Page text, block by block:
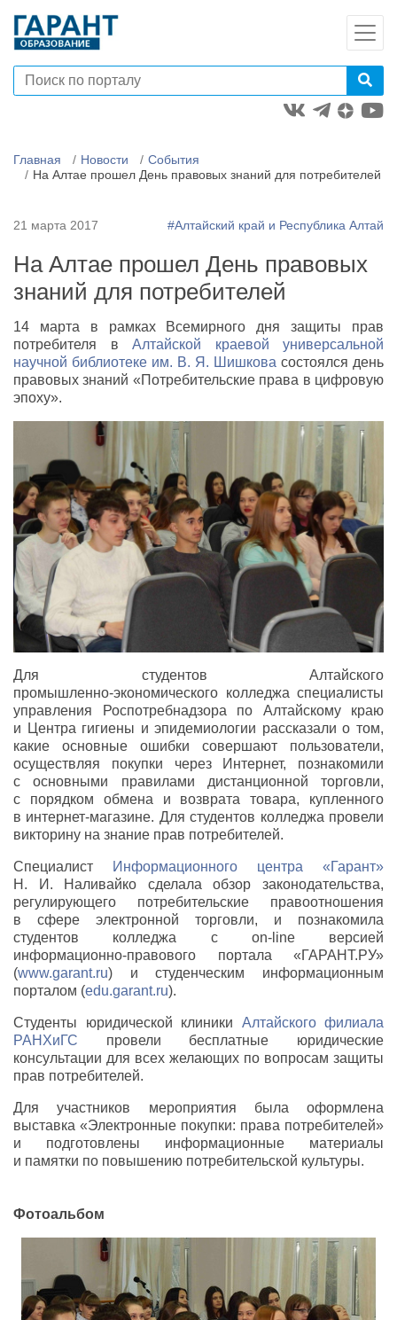
Главная Новости
События
На Алтае прошел День правовых знаний для потребителей
21 марта 2017 #Алтайский край и Республика Алтай
На Алтае прошел День правовых
знаний для потребителей
14 марта в рамках Всемирного дня защиты прав
потребителя в Алтайской краевой универсальной
научной библиотеке им. В. Я. Шишкова состоялся день
правовых знаний «Потребительские права в цифровую
эпоху».
Для студентов Алтайского
промышленно-экономического колледжа специалисты
управления Роспотребнадзора по Алтайскому краю
и Центра гигиены и эпидемиологии рассказали о том,
какие основные ошибки совершают пользователи,
осуществляя покупки через Интернет, познакомили
с основными правилами дистанционной торговли,
с порядком обмена и возврата товара, купленного
в интернет-магазине. Для студентов колледжа провели
викторину на знание прав потребителей.
Специалист
Информационного центра «Гарант»
Н. И. Наливайко сделала обзор законодательства,
регулирующего потребительские правоотношения
в сфере электронной торговли, и познакомила
студентов колледжа с on-lineверсией
информационно-правового портала «ГАРАНТ.РУ»
(www.garant.ru) и студенческим информационным
порталом (edu.garant.ru).
Студенты юридической клиники Алтайского филиала
РАНХиГС провели бесплатные юридические
консультации для всех желающих по вопросам защиты
прав потребителей.
Для участников мероприятия была оформлена
выставка «Электронные покупки: права потребителей»
и подготовлены информационные материалы
и памятки по повышению потребительской культуры.
Фотоальбом